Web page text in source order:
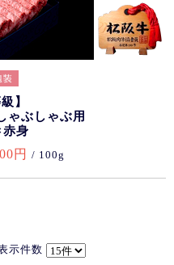
】
ゃぶしゃぶ用
身
円 / 100g
示件数